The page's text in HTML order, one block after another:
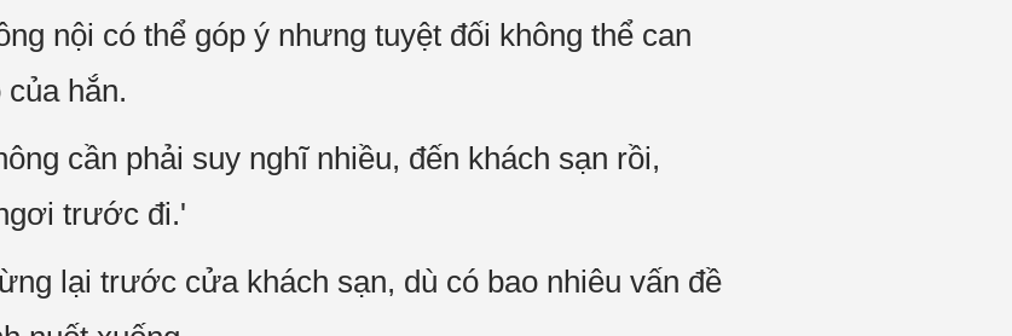
nội có thể góp ý nhưng tuyệt đối không thể can
hắn.
cần phải suy nghĩ nhiều, đến khách sạn rồi,
trước đi.'
lại trước cửa khách sạn, dù có bao nhiêu vấn đề